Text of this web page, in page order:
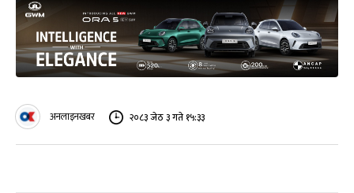
अनलाइनखबर २०८३ जेठ ३ गते १५:३३